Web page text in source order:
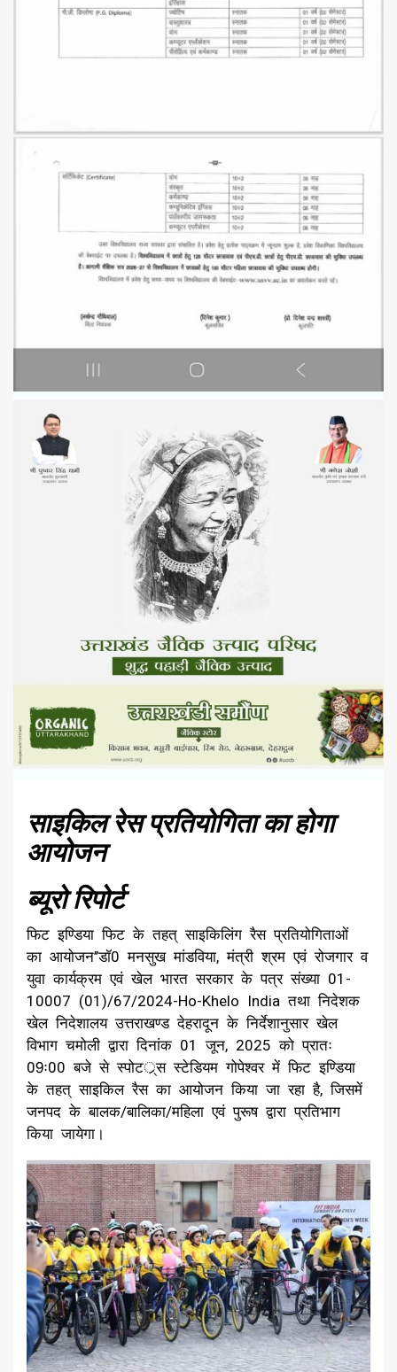
साइकिल रेस प्रतियोगिता का होगा
आयोजन
ब्यूरो रिपोर्ट
फिट इण्डिया फिट के तहत् साइकिलिंग रैस प्रतियोगिताओं
का आयोजन’’डॉ0 मनसुख मांडविया, मंत्री श्रम एवं रोजगार व
युवा कार्यक्रम एवं खेल भारत सरकार के पत्र संख्या 01-
10007 (01)/67/2024-Ho-Khelo India तथा निदेशक
खेल निदेशालय उत्तराखण्ड देहरादून के निर्देशानुसार खेल
विभाग चमोली द्वारा दिनांक 01 जून, 2025 को प्रातः
09ः00 बजे से स्पोटर््स स्टेडियम गोपेश्वर में फिट इण्डिया
के तहत् साइकिल रैस का आयोजन किया जा रहा है, जिसमें
जनपद के बालक/बालिका/महिला एवं पुरूष द्वारा प्रतिभाग
किया जायेगा।